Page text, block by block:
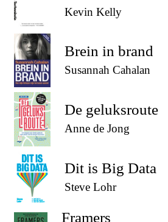
Kevin Kelly
Brein in brand
Susannah Cahalan
De geluksroute
Anne de Jong
Dit is Big Data
Steve Lohr
Framers